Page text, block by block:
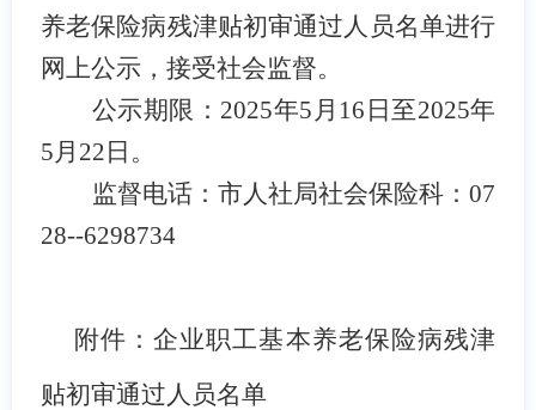
养老保险病残津贴初审通过人员名单进行
网上公示，接受社会监督。
公示期限： 2025年5 月 16 日至2025年
5月 22 日。
监督电话：市人社局社会保险科：07
28--6298734
附件：企业职工基本养老保险病残津
贴初审通过人员名单